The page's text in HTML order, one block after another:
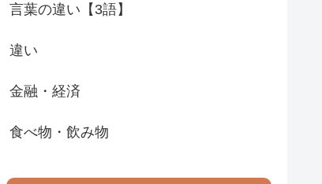
言葉の違い【3語】
違い
金融・経済
食べ物・飲み物